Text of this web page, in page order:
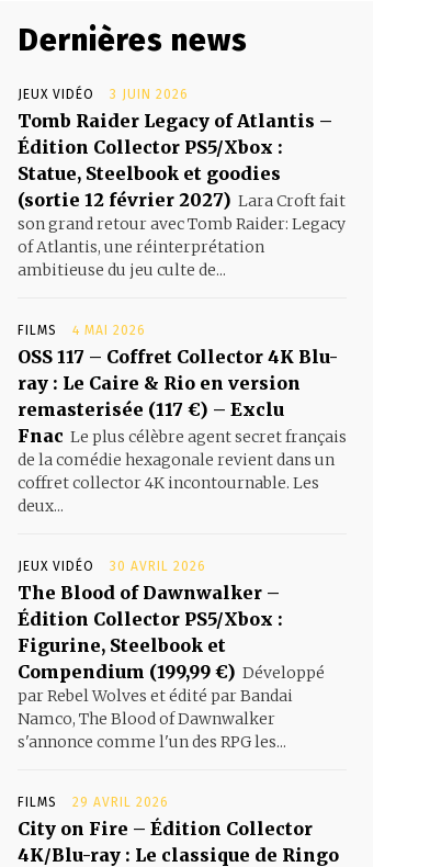
Dernières news
JEUX VIDÉO 3 JUIN 2026
Tomb Raider Legacy of Atlantis –
Édition Collector PS5/Xbox :
Statue, Steelbook et goodies
(sortie 12 février 2027) Lara Croft fait
son grand retour avec Tomb Raider: Legacy
of Atlantis, une réinterprétation
ambitieuse du jeu culte de...
FILMS 4 MAI 2026
OSS 117 – Coffret Collector 4K Blu-
ray : Le Caire & Rio en version
remasterisée (117 €) – Exclu
Fnac Le plus célèbre agent secret français
de la comédie hexagonale revient dans un
coffret collector 4K incontournable. Les
deux...
JEUX VIDÉO 30 AVRIL 2026
The Blood of Dawnwalker –
Édition Collector PS5/Xbox :
Figurine, Steelbook et
Compendium (199,99 €) Développé
par Rebel Wolves et édité par Bandai
Namco, The Blood of Dawnwalker
s'annonce comme l'un des RPG les...
FILMS 29 AVRIL 2026
City on Fire – Édition Collector
4K/Blu-ray : Le classique de Ringo